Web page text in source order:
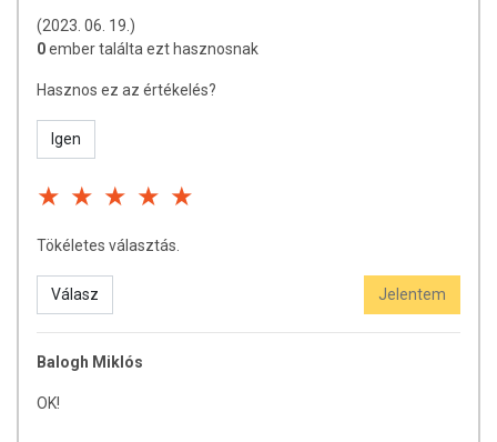
(2023. 06. 19.)
0ember találta ezt hasznosnak
Hasznos ez az értékelés?
Igen
Tökéletes választás.
Válasz Jelentem
Balogh Miklós
OK!